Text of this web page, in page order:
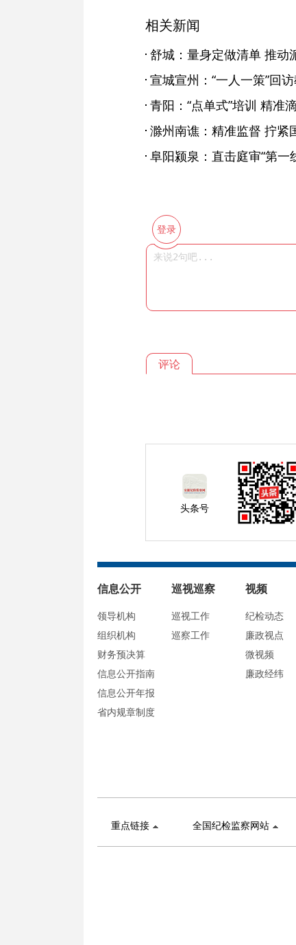
相关新闻
舒城：量身定做清单 推动
宣城宣州：“一人一策”回
青阳：“点单式”培训 精准
滁州南谯：精准监督 拧紧
阜阳颍泉：直击庭审“第一
登录
评论
头条号
信息公开
领导机构
组织机构
财务预决算
信息公开指南
信息公开年报
省内规章制度
巡视巡察
巡视工作
巡察工作
视频
纪检动态
廉政视点
微视频
廉政经纬
重点链接 全国纪检监察网站